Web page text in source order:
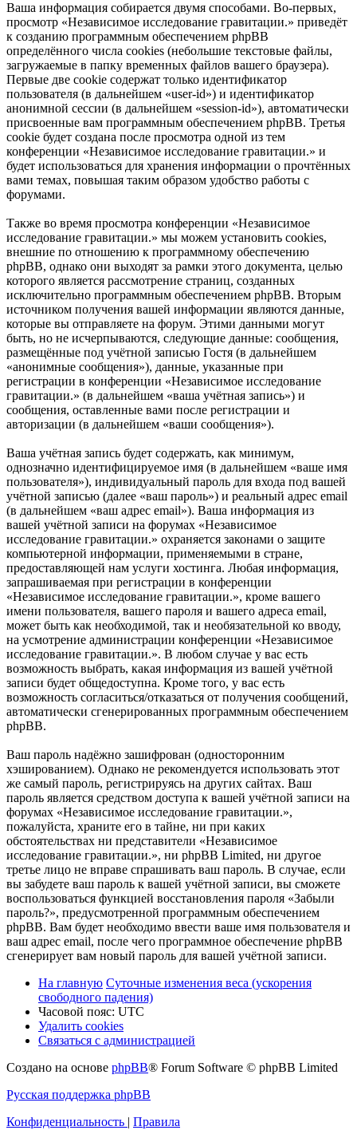
Ваша информация собирается двумя способами. Во-первых,
просмотр «Независимое исследование гравитации.» приведёт
к созданию программным обеспечением phpBB
определённого числа cookies (небольшие текстовые файлы,
загружаемые в папку временных файлов вашего браузера).
Первые две cookie содержат только идентификатор
пользователя (в дальнейшем «user-id») и идентификатор
анонимной сессии (в дальнейшем «session-id»), автоматически
присвоенные вам программным обеспечением phpBB. Третья
cookie будет создана после просмотра одной из тем
конференции «Независимое исследование гравитации.» и
будет использоваться для хранения информации о прочтённых
вами темах, повышая таким образом удобство работы с
форумами.
Также во время просмотра конференции «Независимое
исследование гравитации.» мы можем установить cookies,
внешние по отношению к программному обеспечению
phpBB, однако они выходят за рамки этого документа, целью
которого является рассмотрение страниц, созданных
исключительно программным обеспечением phpBB. Вторым
источником получения вашей информации являются данные,
которые вы отправляете на форум. Этими данными могут
быть, но не исчерпываются, следующие данные: сообщения,
размещённые под учётной записью Гостя (в дальнейшем
«анонимные сообщения»), данные, указанные при
регистрации в конференции «Независимое исследование
гравитации.» (в дальнейшем «ваша учётная запись») и
сообщения, оставленные вами после регистрации и
авторизации (в дальнейшем «ваши сообщения»).
Ваша учётная запись будет содержать, как минимум,
однозначно идентифицируемое имя (в дальнейшем «ваше имя
пользователя»), индивидуальный пароль для входа под вашей
учётной записью (далее «ваш пароль») и реальный адрес email
(в дальнейшем «ваш адрес email»). Ваша информация из
вашей учётной записи на форумах «Независимое
исследование гравитации.» охраняется законами о защите
компьютерной информации, применяемыми в стране,
предоставляющей нам услуги хостинга. Любая информация,
запрашиваемая при регистрации в конференции
«Независимое исследование гравитации.», кроме вашего
имени пользователя, вашего пароля и вашего адреса email,
может быть как необходимой, так и необязательной ко вводу,
на усмотрение администрации конференции «Независимое
исследование гравитации.». В любом случае у вас есть
возможность выбрать, какая информация из вашей учётной
записи будет общедоступна. Кроме того, у вас есть
возможность согласиться/отказаться от получения сообщений,
автоматически сгенерированных программным обеспечением
phpBB.
Ваш пароль надёжно зашифрован (односторонним
хэшированием). Однако не рекомендуется использовать этот
же самый пароль, регистрируясь на других сайтах. Ваш
пароль является средством доступа к вашей учётной записи на
форумах «Независимое исследование гравитации.»,
пожалуйста, храните его в тайне, ни при каких
обстоятельствах ни представители «Независимое
исследование гравитации.», ни phpBB Limited, ни другое
третье лицо не вправе спрашивать ваш пароль. В случае, если
вы забудете ваш пароль к вашей учётной записи, вы сможете
воспользоваться функцией восстановления пароля «Забыли
пароль?», предусмотренной программным обеспечением
phpBB. Вам будет необходимо ввести ваше имя пользователя и
ваш адрес email, после чего программное обеспечение phpBB
сгенерирует вам новый пароль для вашей учётной записи.
На главную Суточные изменения веса (ускорения
свободного падения)
Часовой пояс: UTC
Удалить cookies
Связаться с администрацией
Создано на основе phpBB® Forum Software © phpBB Limited
Русская поддержка phpBB
Конфиденциальность | Правила